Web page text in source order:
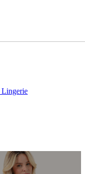
Lingerie